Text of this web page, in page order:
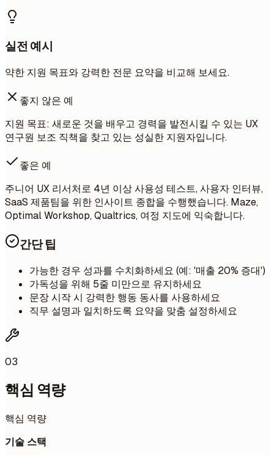
실전 예시
약한 지원 목표와 강력한 전문 요약을 비교해 보세요.
좋지 않은 예
지원 목표: 새로운 것을 배우고 경력을 발전시킬 수 있는 UX
연구원 보조 직책을 찾고 있는 성실한 지원자입니다.
좋은 예
주니어 UX 리서처로 4년 이상 사용성 테스트, 사용자 인터뷰,
SaaS 제품팀을 위한 인사이트 종합을 수행했습니다. Maze,
Optimal Workshop, Qualtrics, 여정 지도에 익숙합니다.
간단 팁
가능한 경우 성과를 수치화하세요 (예: '매출 20% 증대')
가독성을 위해 5줄 미만으로 유지하세요
문장 시작 시 강력한 행동 동사를 사용하세요
직무 설명과 일치하도록 요약을 맞춤 설정하세요
03
핵심 역량
핵심 역량
기술 스택